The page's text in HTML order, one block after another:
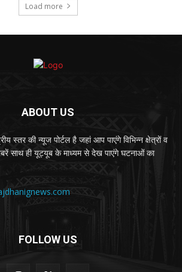
Load more
ABOUT US
स्तर की न्यूज पोर्टल है जहां आप पाएंगे विभिन्न क्षेत्रों व
साथ ही यूट्यूब के माध्यम से देख पाएंगे घटनाओं का
FOLLOW US